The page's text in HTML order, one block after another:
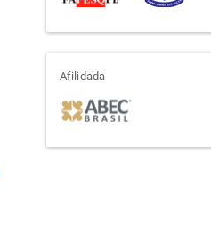
afiliada
Afilidada